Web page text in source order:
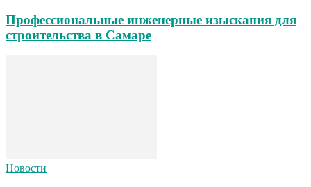
Профессиональные инженерные изыскания для
строительства в Самаре
Новости